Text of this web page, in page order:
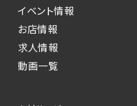
イベント情報
お店情報
求人情報
動画一覧